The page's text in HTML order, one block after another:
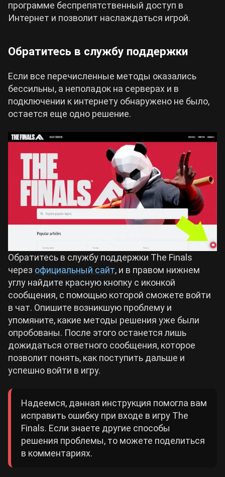
программе беспрепятственный доступ в
Интернет и позволит наслаждаться игрой.
Обратитесь в службу поддержки
Если все перечисленные методы оказались
бессильны, а неполадок на серверах и в
подключении к интернету обнаружено не было,
остается еще одно решение.
Обратитесь в службу поддержки The Finals
через официальный сайт, и в правом нижнем
углу найдите красную кнопку с иконкой
сообщения, с помощью которой сможете войти
в чат. Опишите возникшую проблему и
упомяните, какие методы решения уже были
опробованы. После этого останется лишь
дожидаться ответного сообщения, которое
позволит понять, как поступить дальше и
успешно войти в игру.
Надеемся, данная инструкция помогла вам
исправить ошибку при входе в игру The
Finals. Если знаете другие способы
решения проблемы, то можете поделиться
в комментариях.